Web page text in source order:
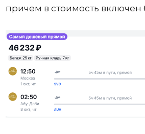
причем в стоимость включен